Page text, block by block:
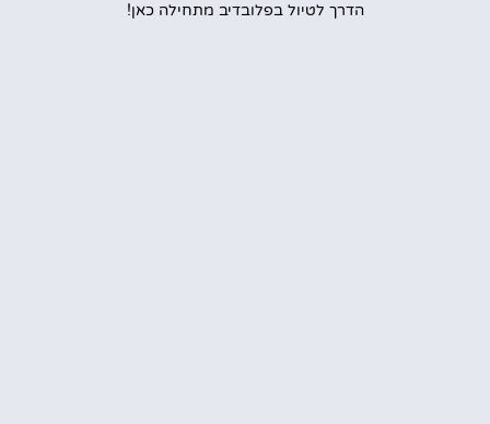
הדרך לטיול בפלובדיב מתחילה כאן!